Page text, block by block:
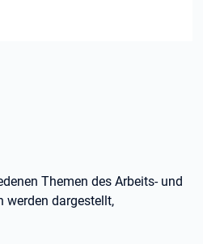
Themen des Arbeits- und
werden dargestellt,